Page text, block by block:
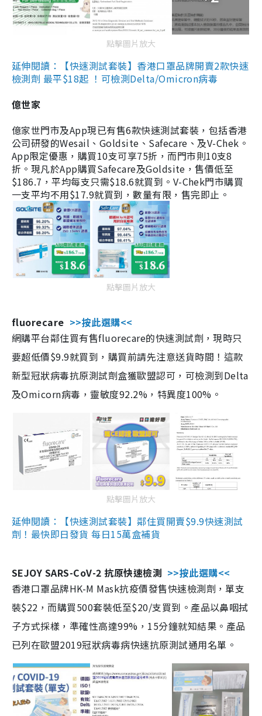
點擊圖片放大
延伸閱讀：【快速測試套裝】香港口罩品牌開賣2款快速
檢測劑 最平$18起 ！可檢測Delta/Omicron病毒
億世家
億家世門市及App現已有售6款快速測試套裝，包括香港
公司研發的Wesail、Goldsite、Safecare、及V-Chek。
App限定優惠，購買10支可享75折，而門市則10支8
折。現凡於App購買Safecare及Goldsite，售價低至
$186.7，平均每支只需$18.6就買到。V-Chek門市購買
一支平均不用$17.9就買到，數量有限，售完即止。
點擊圖片放大
fluorecare >>按此選購<<
網購平台鄰住買有售fluorecare的快速測試劑，現時只
要超低價$9.9就買到，購買前請先注意送貨時間！這款
新型冠狀病毒抗原測試劑盒獲歐盟認可，可檢測到Delta
及Omicorn病毒，靈敏度92.2%，特異度100%。
點擊圖片放大
延伸閱讀：【快速測試套裝】鄰住買開賣$9.9快速測試
劑！最快即日發貨 每日15萬盒補貨
SEJOY SARS-CoV-2 抗原快速檢測 >>按此選購<<
香港口罩品牌HK-M Mask抗疫價發售快速檢測劑，單支
裝$22，而購買500套裝低至$20/支買到。產品以鼻咽拭
子方式採樣，準確性高達99%，15分鐘就知結果。產品
已列在歐盟2019冠狀病毒病快速抗原測試通用名單。